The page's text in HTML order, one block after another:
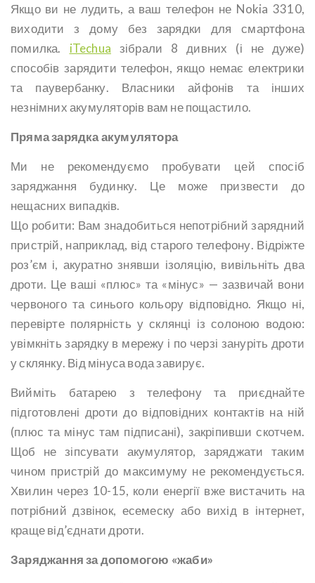
Якщо ви не лудить, а ваш телефон не Nokia 3310,
виходити з дому без зарядки для смартфона
помилка. iTechua зібрали 8 дивних (і не дуже)
способів зарядити телефон, якщо немає електрики
та паувербанку. Власники айфонів та інших
незнімних акумуляторів вам не пощастило.
Пряма зарядка акумулятора
Ми не рекомендуємо пробувати цей спосіб
заряджання будинку. Це може призвести до
нещасних випадків.
Що робити: Вам знадобиться непотрібний зарядний
пристрій, наприклад, від старого телефону. Відріжте
роз’єм і, акуратно знявши ізоляцію, вивільніть два
дроти. Це ваші «плюс» та «мінус» — зазвичай вони
червоного та синього кольору відповідно. Якщо ні,
перевірте полярність у склянці із солоною водою:
увімкніть зарядку в мережу і по черзі зануріть дроти
у склянку. Від мінуса вода завирує.
Вийміть батарею з телефону та приєднайте
підготовлені дроти до відповідних контактів на ній
(плюс та мінус там підписані), закріпивши скотчем.
Щоб не зіпсувати акумулятор, заряджати таким
чином пристрій до максимуму не рекомендується.
Хвилин через 10-15, коли енергії вже вистачить на
потрібний дзвінок, есемеску або вихід в інтернет,
краще від’єднати дроти.
Заряджання за допомогою «жаби»